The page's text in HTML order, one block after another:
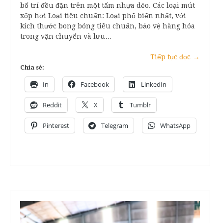
bố trí đều đặn trên một tấm nhựa dẻo. Các loại mút
xốp hơi Loại tiêu chuẩn: Loại phổ biến nhất, với
kích thước bong bóng tiêu chuẩn, bảo vệ hàng hóa
trong vận chuyển và lưu…
Tiếp tục đọc →
Chia sẻ:
In Facebook LinkedIn
Reddit X Tumblr
Pinterest Telegram WhatsApp